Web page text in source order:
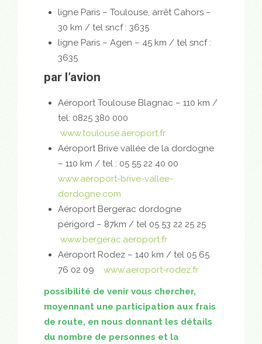
ligne Paris – Toulouse, arrêt Cahors –
30 km / tel sncf : 3635
ligne Paris – Agen – 45 km / tel sncf :
3635
par l’avion
Aéroport Toulouse Blagnac – 110 km /
tel: 0825 380 000
www.toulouse.aeroport.fr
Aéroport Brive vallée de la dordogne
– 110 km / tel : 05 55 22 40 00
www.aeroport-brive-vallee-
dordogne.com
Aéroport Bergerac dordogne
périgord – 87km / tel 05 53 22 25 25
www.bergerac.aeroport.fr
Aéroport Rodez – 140 km / tel 05 65
76 02 09 www.aeroport-rodez.fr
possibilité de venir vous chercher,
moyennant une participation aux frais
de route, en nous donnant les détails
du nombre de personnes et la